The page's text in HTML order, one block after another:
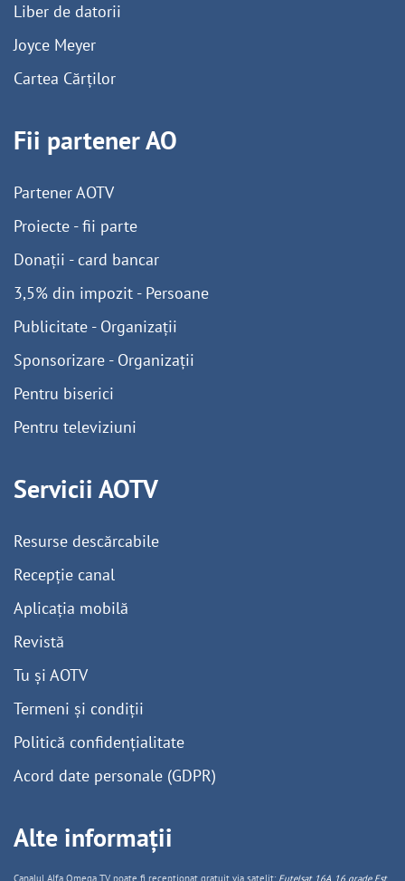
Liber de datorii
Joyce Meyer
Cartea Cărților
Fii partener AO
Partener AOTV
Proiecte - fii parte
Donații - card bancar
3,5% din impozit - Persoane
Publicitate - Organizații
Sponsorizare - Organizații
Pentru biserici
Pentru televiziuni
Servicii AOTV
Resurse descărcabile
Recepție canal
Aplicația mobilă
Revistă
Tu și AOTV
Termeni și condiții
Politică confidențialitate
Acord date personale (GDPR)
Alte informații
Canalul Alfa Omega TV poate fi recepționat gratuit via satelit: Eutelsat 16A, 16 grade Est,